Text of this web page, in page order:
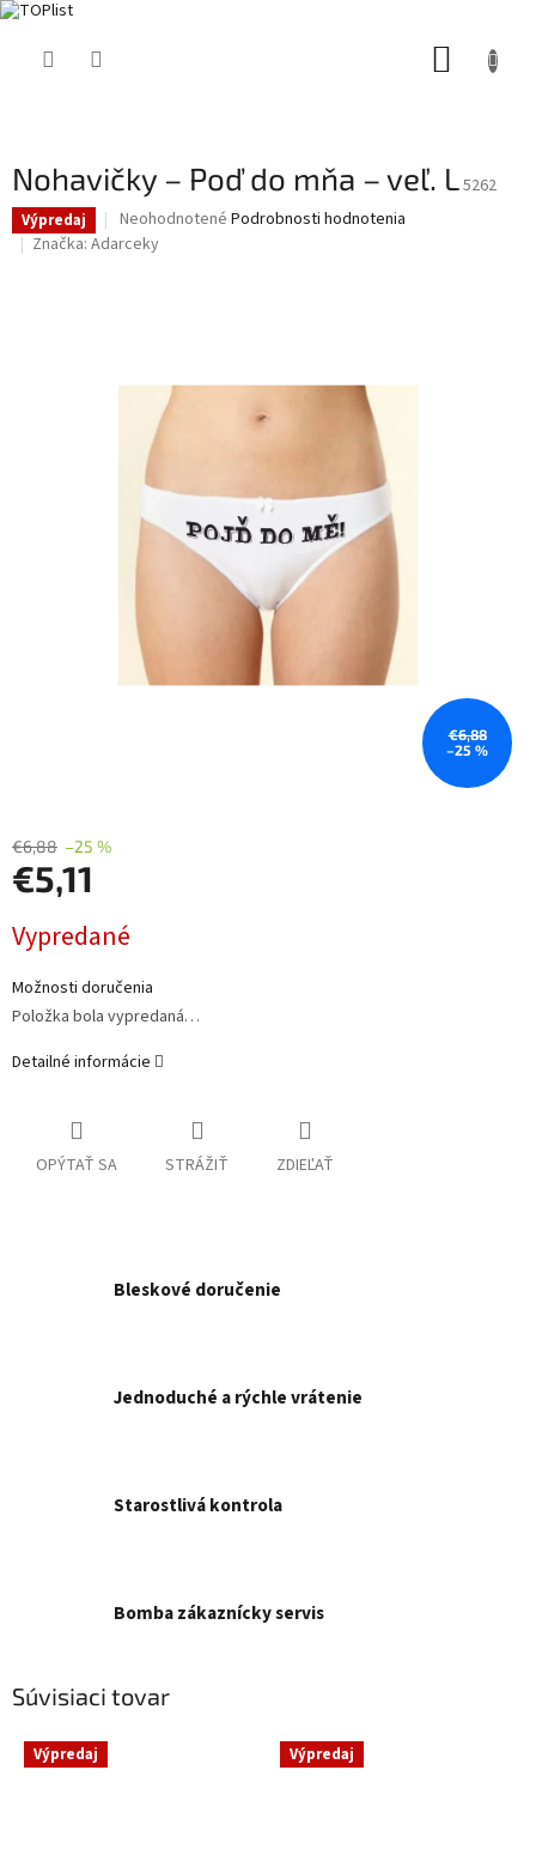
Nohavičky – Poď do mňa – veľ. L 5262
Výpredaj
Priemerné
hodnotenie
Neohodnotené Podrobnosti hodnotenia
Značka: Adarceky
€6,88
–25 %
€6,88 –25 %
€5,11
cena:
Vypredané
Možnosti doručenia
Položka bola vypredaná…
Detailné informácie
OPÝTAŤ SA STRÁŽIŤ ZDIEĽAŤ
Bleskové doručenie
Jednoduché a rýchle vrátenie
Starostlivá kontrola
Bomba zákaznícky servis
Súvisiaci tovar
Výpredaj Výpredaj